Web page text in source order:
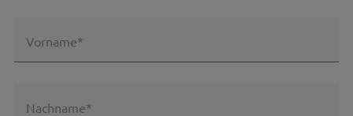
Vorname*
Nachname*